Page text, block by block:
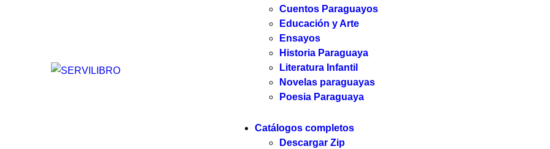
Cuentos Paraguayos
Educación y Arte
Ensayos
Historia Paraguaya
Literatura Infantil
Novelas paraguayas
Poesia Paraguaya
Catálogos completos
Descargar Zip